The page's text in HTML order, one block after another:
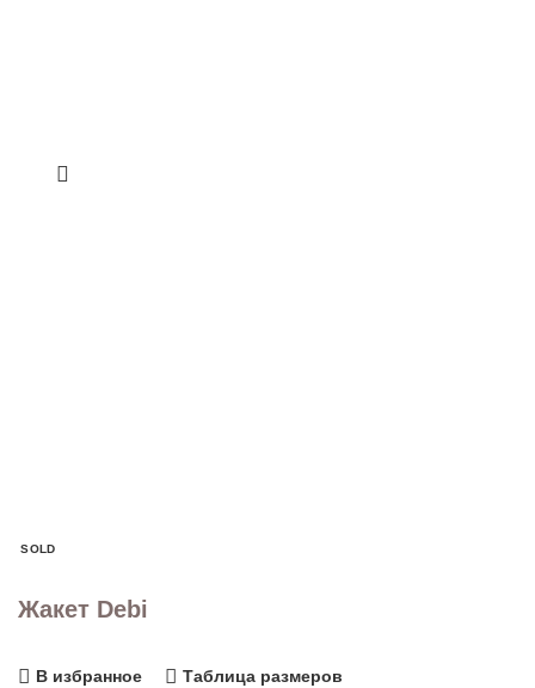
SOLD
Жакет Debi
В избранное Таблица размеров